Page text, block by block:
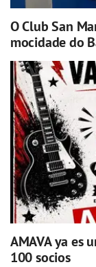
O Club San
mocidade do
AMAVA ya es
100 socios